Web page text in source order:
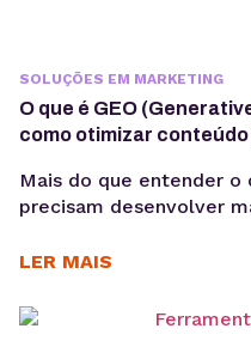
SOLUÇÕES EM MARKETING
O que é GEO
como otimizar conteúdo
Mais do que entender o
precisam desenvolver
intenção, consistência
sem comprometer a
LER MAIS